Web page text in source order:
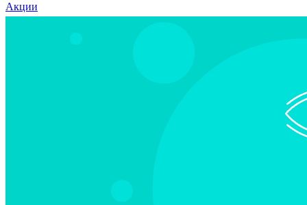
Акции